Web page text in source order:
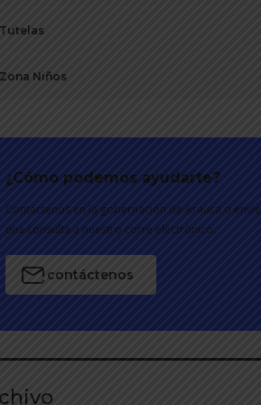
Niños
¿Cómo podemos ayudarte?
Contáctenos en la gobernación de Arauca o envíe
una consulta a nuestro corre electrónico.
contáctenos